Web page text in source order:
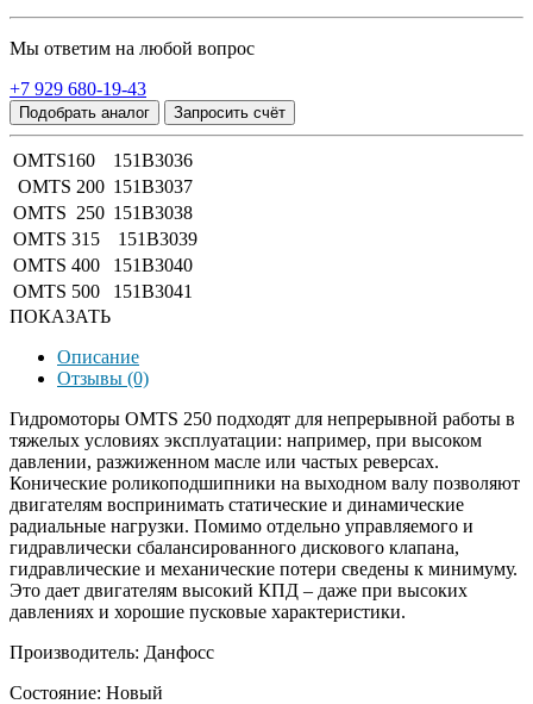
Мы ответим на любой вопрос
+7 929 680-19-43
Подобрать аналог Запросить счёт
OMTS160
151B3036
OMTS 200 151B3037
OMTS 250 151B3038
OMTS 315
151B3039
OMTS 400
151B3040
OMTS 500
151B3041
ПОКАЗАТЬ
Описание
Отзывы (0)
Гидромоторы OMTS 250 подходят для непрерывной работы в
тяжелых условиях эксплуатации: например, при высоком
давлении, разжиженном масле или частых реверсах.
Конические роликоподшипники на выходном валу позволяют
двигателям воспринимать статические и динамические
радиальные нагрузки. Помимо отдельно управляемого и
гидравлически сбалансированного дискового клапана,
гидравлические и механические потери сведены к минимуму.
Это дает двигателям высокий КПД – даже при высоких
давлениях и хорошие пусковые характеристики.
Производитель: Данфосс
Состояние: Новый